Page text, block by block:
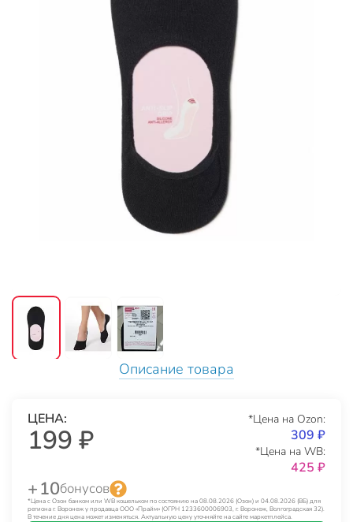
Описание товара
ЦЕНА:
199 ₽
*Цена на Ozon:
309 ₽
*Цена на WB:
425 ₽
+ 10бонусов
*Цена с Озон банком или WB кошельком по состоянию на 08.08.2026 (Озон) и 04.08.2026 (ВБ) для
региона г. Воронеж у продавца ООО «Прайм» (ОГРН 1233600006903, г. Воронеж, Волгоградская 32).
В течение дня цена может изменяться. Актуальную цену уточняйте на сайте маркетплейса.